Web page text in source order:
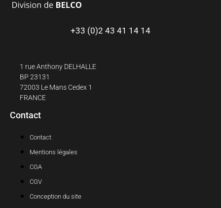
+33 (0)2 43 41 14 14
1 rue Anthony DELHALLE
BP 23131
72003 Le Mans Cedex 1
FRANCE
Contact
Contact
Mentions légales
CGA
CGV
Conception du site